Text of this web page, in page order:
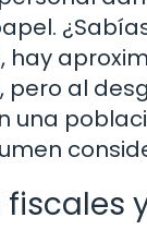
hay
pero al
una
fiscales